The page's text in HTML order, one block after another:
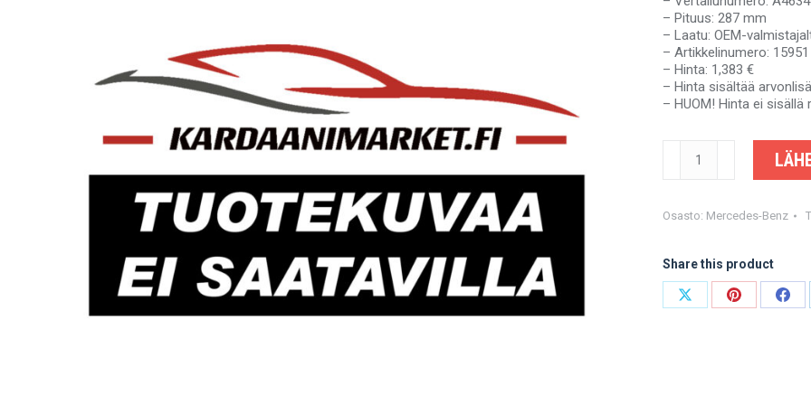
– Pituus: 287 mm
– Laatu: OEM-
– Artikkelinumero: 15951
– Hinta: 1,383 €
– Hinta sisältää
– HUOM! Hinta ei sisällä
W463
-
OEM-
valmistajalta
Osasto: Mercedes-Benz
Share this product
Share
Share